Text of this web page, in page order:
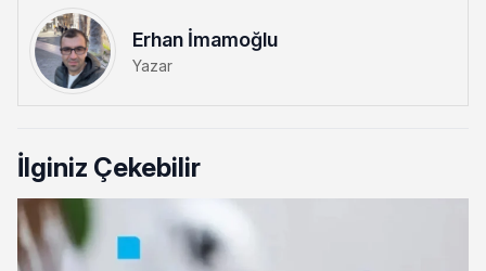
Erhan İmamoğlu
Yazar
İlginiz Çekebilir